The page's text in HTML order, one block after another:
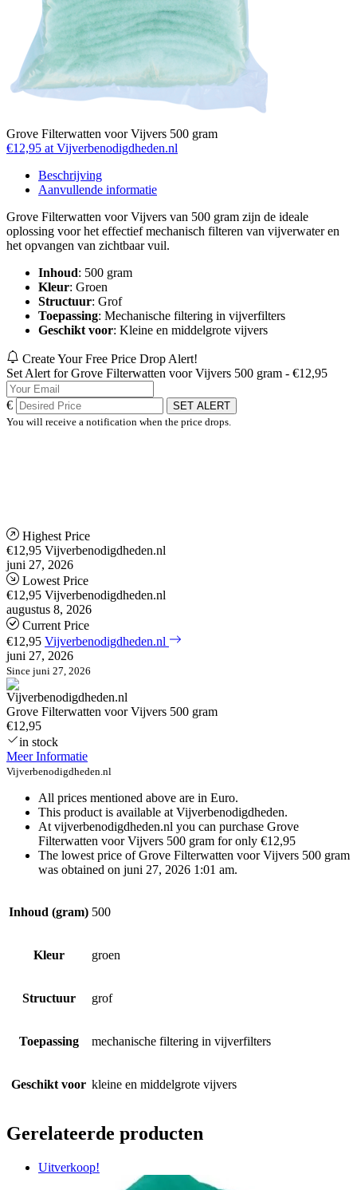
Grove Filterwatten voor Vijvers 500 gram
€12,95 at Vijverbenodigdheden.nl
Beschrijving
Aanvullende informatie
Grove Filterwatten voor Vijvers van 500 gram zijn de ideale
oplossing voor het effectief mechanisch filteren van vijverwater en
het opvangen van zichtbaar vuil.
Inhoud: 500 gram
Kleur: Groen
Structuur: Grof
Toepassing: Mechanische filtering in vijverfilters
Geschikt voor: Kleine en middelgrote vijvers
Create Your Free Price Drop Alert!
Set Alert for Grove Filterwatten voor Vijvers 500 gram - €12,95
€
SET ALERT
You will receive a notification when the price drops.
Highest Price
€12,95 Vijverbenodigdheden.nl
juni 27, 2026
Lowest Price
€12,95 Vijverbenodigdheden.nl
augustus 8, 2026
Current Price
€12,95 Vijverbenodigdheden.nl
juni 27, 2026
Since juni 27, 2026
Grove Filterwatten voor Vijvers 500 gram
€12,95
in stock
Meer Informatie
Vijverbenodigdheden.nl
All prices mentioned above are in Euro.
This product is available at Vijverbenodigdheden.
At vijverbenodigdheden.nl you can purchase Grove
Filterwatten voor Vijvers 500 gram for only €12,95
The lowest price of Grove Filterwatten voor Vijvers 500 gram
was obtained on juni 27, 2026 1:01 am.
Inhoud (gram) 500
Kleur groen
Structuur grof
Toepassing mechanische filtering in vijverfilters
Geschikt voor kleine en middelgrote vijvers
Gerelateerde producten
Uitverkoop!